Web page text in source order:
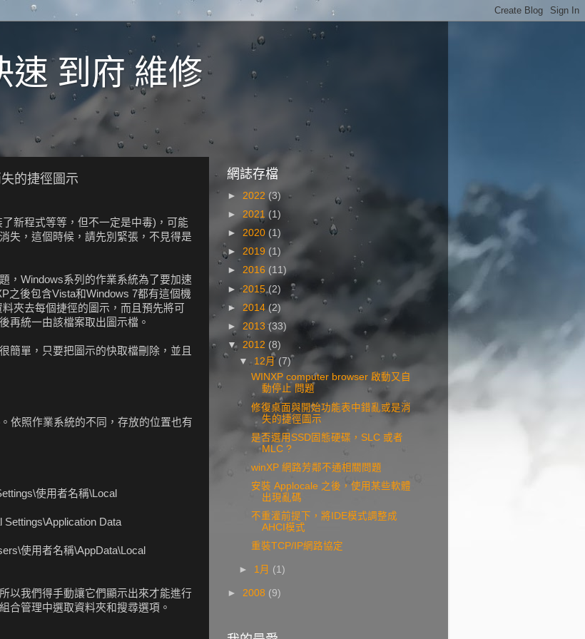
速 到府 維修
的捷徑圖示
新程式等等，但不一定是中毒)，可能
失，這個時候，請先別緊張，不見得是
，Windows系列的作業系統為了要加速
之後包含Vista和Windows 7都有這個機
夾去每個捷徑的圖示，而且預先將可
再統一由該檔案取出圖示檔。
簡單，只要把圖示的快取檔刪除，並且
依照作業系統的不同，存放的位置也有
使用者名稱\Local
Data
使用者名稱\AppData\Local
以我們得手動讓它們顯示出來才能進行
合管理中選取資料夾和搜尋選項。
網誌存檔
► 2022 (3)
► 2021 (1)
► 2020 (1)
► 2019 (1)
► 2016 (11)
►2015(2)
► 2014 (2)
► 2013(33)
▼ 2012 (8)
▼ 12月 (7)
WINXP computer browser 啟動又自
動停止 問題
修復桌面與開始功能表中錯亂或是消
失的捷徑圖示
是否選用SSD固態硬碟，SLC 或者
MLC ?
winXP 網路芳鄰不通相關問題
安裝 Applocale 之後，使用某些軟體
出現亂碼
不重灌前提下，將IDE模式調整成
AHCI模式
重裝TCP/IP網路協定
► 1月 (1)
► 2008 (9)